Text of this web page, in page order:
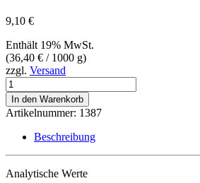
9,10 €
Enthält 19% MwSt.
(36,40 € / 1000 g)
zzgl. Versand
Pferdeherzen,
250
g
Menge
In den Warenkorb
Artikelnummer: 1387
Beschreibung
Analytische Werte